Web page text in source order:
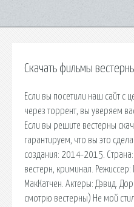
Скачать фильмы
Если вы посетили наш сайт с
через торрент, вы уверяем
Если вы решите вестерны
гарантируем, что вы это
создания: 2014-2015.
вестерн, криминал.
МакКатчен. Актеры: Дэвид.
смотрю вестерны) Не мой